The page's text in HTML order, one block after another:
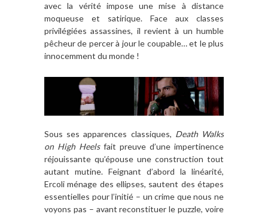
avec la vérité impose une mise à distance
moqueuse et satirique. Face aux classes
privilégiées assassines, il revient à un humble
pêcheur de percer à jour le coupable… et le plus
innocemment du monde !
Sous ses apparences classiques, Death Walks
on High Heelsfait preuve d’une impertinence
réjouissante qu’épouse une construction tout
autant mutine. Feignant d’abord la linéarité,
Ercoli ménage des ellipses, sautent des étapes
essentielles pour l’initié – un crime que nous ne
voyons pas – avant reconstituer le puzzle, voire